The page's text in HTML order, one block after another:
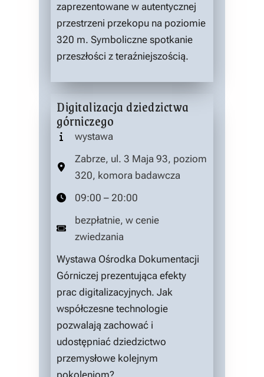
zaprezentowane w autentycznej
przestrzeni przekopu na poziomie
320 m. Symboliczne spotkanie
przeszłości z teraźniejszością.
Digitalizacja dziedzictwa
górniczego
wystawa
Zabrze, ul. 3 Maja 93, poziom
320, komora badawcza
09:00 – 20:00
bezpłatnie, w cenie
zwiedzania
Wystawa Ośrodka Dokumentacji
Górniczej prezentująca efekty
prac digitalizacyjnych. Jak
współczesne technologie
pozwalają zachować i
udostępniać dziedzictwo
przemysłowe kolejnym